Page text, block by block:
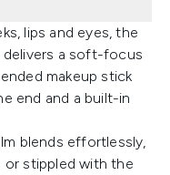
lips and eyes, the
delivers a soft-focus
makeup stick
end and a built-in
blends effortlessly,
or stippled with the